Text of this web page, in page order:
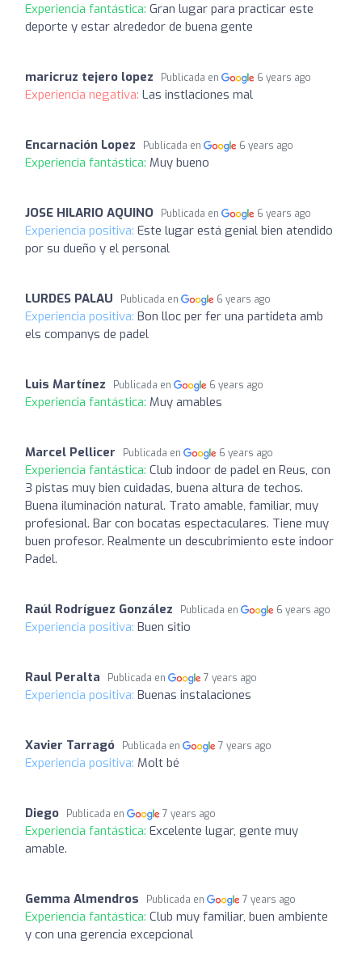
Experiencia fantástica: Gran lugar para practicar este
deporte y estar alrededor de buena gente
maricruz tejero lopez Publicada en 6 years ago
Experiencia negativa: Las instlaciones mal
Encarnación Lopez Publicada en 6 years ago
Experiencia fantástica: Muy bueno
JOSE HILARIO AQUINO Publicada en 6 years ago
Experiencia positiva: Este lugar está genial bien atendido
por su dueño y el personal
LURDES PALAU Publicada en 6 years ago
Experiencia positiva: Bon lloc per fer una partideta amb
els companys de padel
Luis Martínez Publicada en 6 years ago
Experiencia fantástica: Muy amables
Marcel Pellicer Publicada en 6 years ago
Experiencia fantástica: Club indoor de padel en Reus, con
3 pistas muy bien cuidadas, buena altura de techos.
Buena iluminación natural. Trato amable, familiar, muy
profesional. Bar con bocatas espectaculares. Tiene muy
buen profesor. Realmente un descubrimiento este indoor
Padel.
Raúl Rodríguez González Publicada en 6 years ago
Experiencia positiva: Buen sitio
Raul Peralta Publicada en 7 years ago
Experiencia positiva: Buenas instalaciones
Xavier Tarragó Publicada en 7 years ago
Experiencia positiva: Molt bé
Diego Publicada en 7 years ago
Experiencia fantástica: Excelente lugar, gente muy
amable.
Gemma Almendros Publicada en 7 years ago
Experiencia fantástica: Club muy familiar, buen ambiente
y con una gerencia excepcional